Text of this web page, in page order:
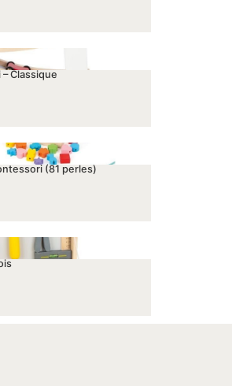
Classique
(81 perles)